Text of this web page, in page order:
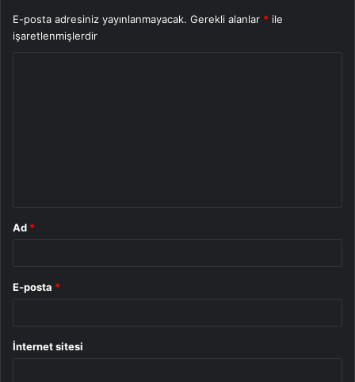
E-posta adresiniz yayınlanmayacak. Gerekli alanlar * ile
işaretlenmişlerdir
Ad *
E-posta *
İnternet sitesi